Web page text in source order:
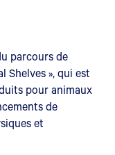
parcours de
Shelves », qui est
pour animaux
de
et